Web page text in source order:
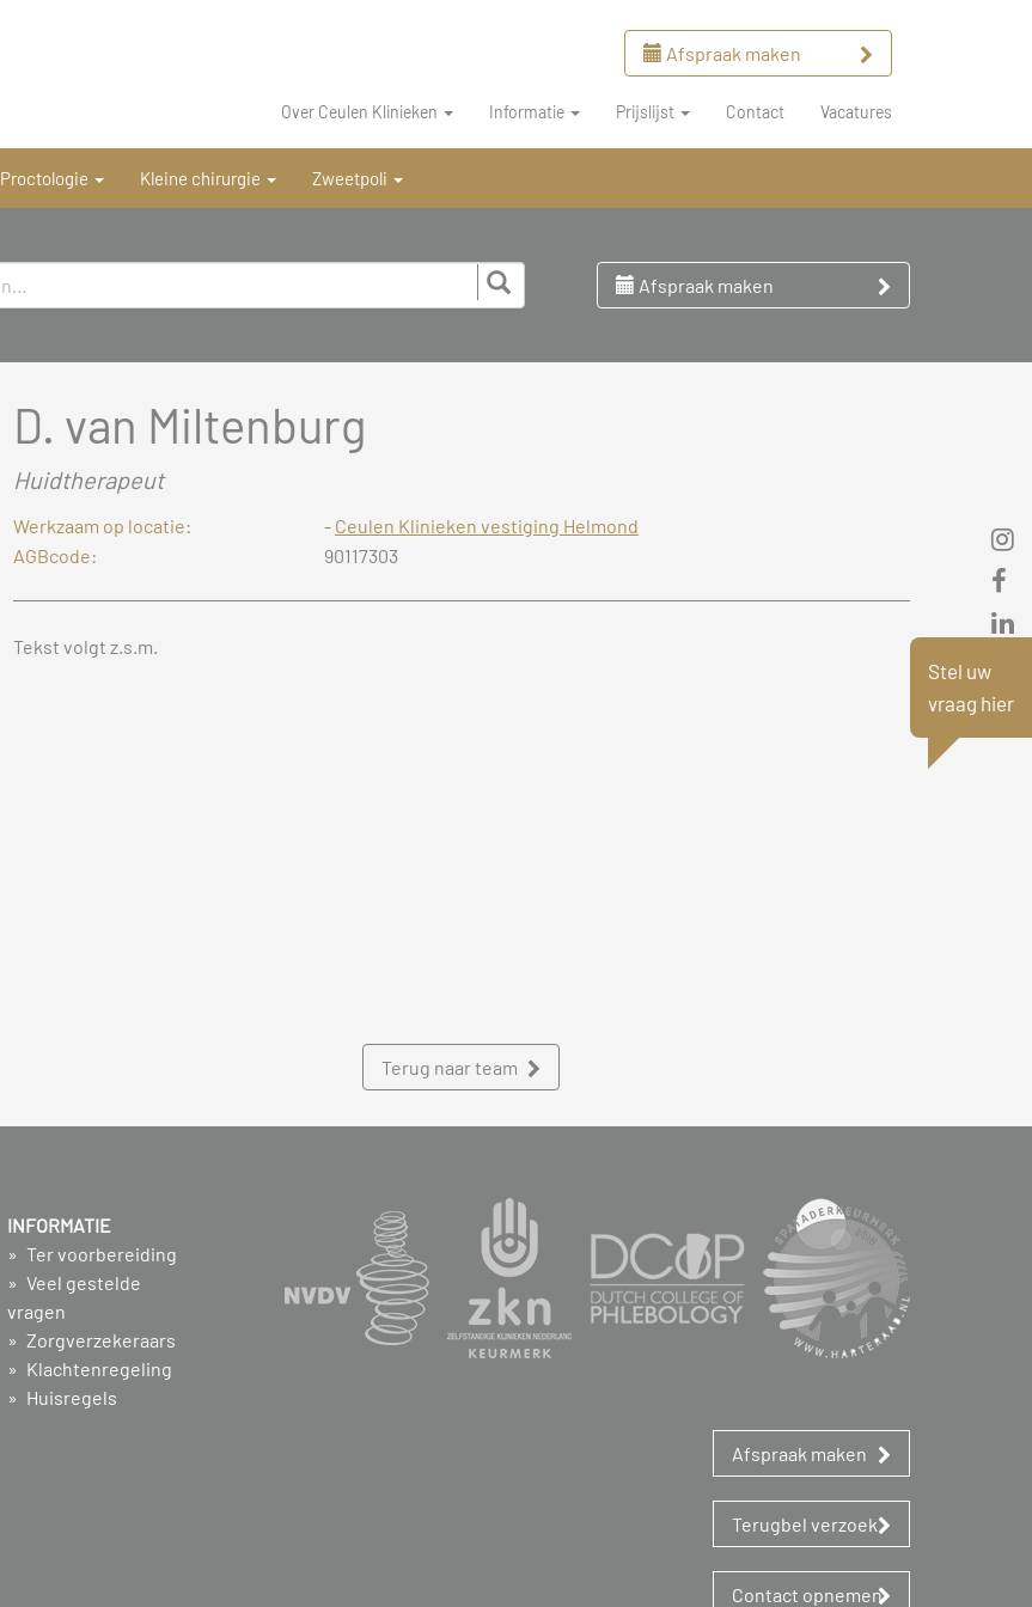
Afspraak maken
Over Ceulen Klinieken Informatie Prijslijst Contact Vacatures
Proctologie Kleine chirurgie Zweetpoli
Afspraak maken
D. van Miltenburg
Huidtherapeut
Werkzaam op locatie: - Ceulen Klinieken vestiging Helmond
AGBcode:
90117303
Tekst volgt z.s.m.
Terug naar team
Stel uw
vraag hier
INFORMATIE
Ter voorbereiding
Veel gestelde
vragen
Zorgverzekeraars
Klachtenregeling
Huisregels
Afspraak maken
Terugbel verzoek
Contact opnemen